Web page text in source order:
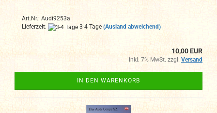
Art.Nr.: Audi9253a
Lieferzeit:
3-4 Tage (Ausland abweichend)
10,00 EUR
inkl. 7% MwSt. zzgl. Versand
IN DEN WARENKORB